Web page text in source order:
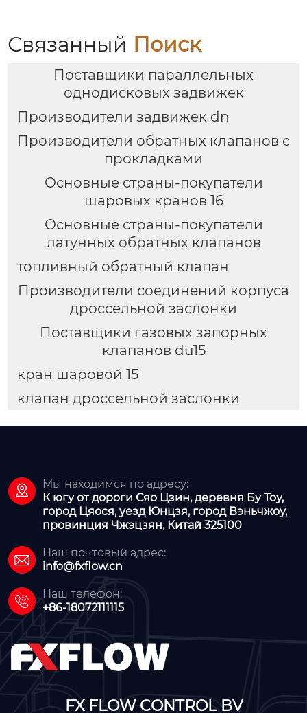
Связанный Поиск
Поставщики параллельных
однодисковых задвижек
Производители задвижек dn
Производители обратных клапанов с
прокладками
Основные страны-покупатели
шаровых кранов 16
Основные страны-покупатели
латунных обратных клапанов
топливный обратный клапан
Производители соединений корпуса
дроссельной заслонки
Поставщики газовых запорных
клапанов du15
кран шаровой 15
клапан дроссельной заслонки

Мы находимся по адресу:
К югу от дороги Сяо Цзин, деревня Бу Тоу,
город Цяося, уезд Юнцзя, город Вэньчжоу,
провинция Чжэцзян, Китай 325100

Наш почтовый адрес:
info@fxflow.cn

Наш телефон:
+86-18072111115
FX FLOW CONTROL BV